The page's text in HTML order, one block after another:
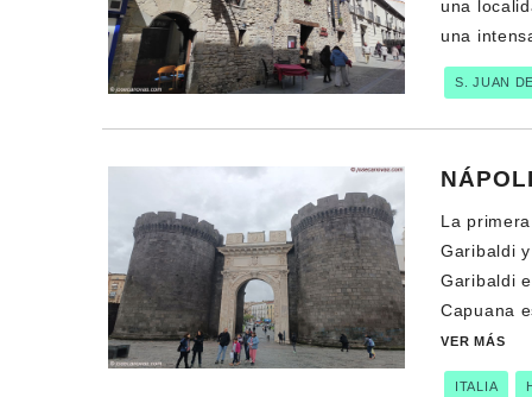
una
una
S. JUAN
La
Garibaldi
Garibaldi
Capuana
VER MÁS
ITALIA